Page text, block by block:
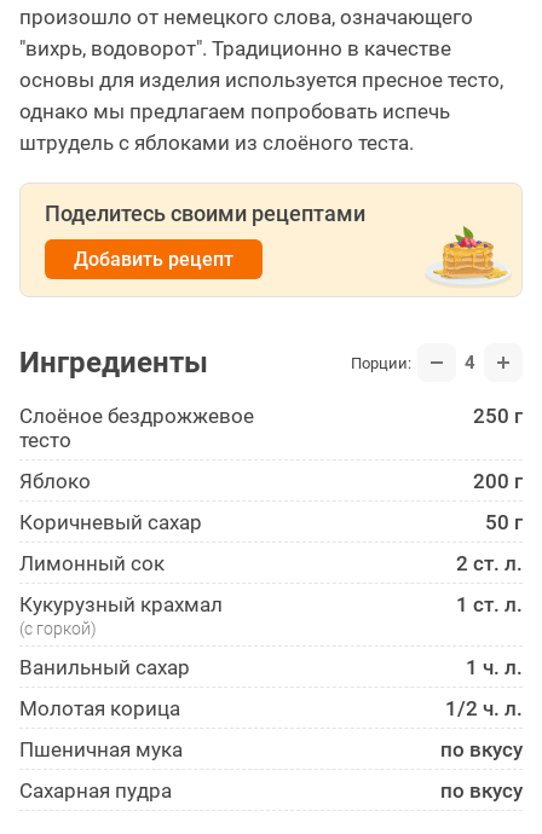
произошло от немецкого слова, означающего
"вихрь, водоворот". Традиционно в качестве
основы для изделия используется пресное тесто,
однако мы предлагаем попробовать испечь
штрудель с яблоками из слоёного теста.
Поделитесь своими рецептами
Добавить рецепт
Ингредиенты Порции: 4
Слоёное бездрожжевое
тесто
250 г
Яблоко
200 г
Коричневый сахар
50 г
Лимонный сок
2 ст. л.
Кукурузный крахмал
1 ст. л.
(с горкой)
Ванильный сахар
1 ч. л.
Молотая корица
1/2 ч. л.
Пшеничная мука
по вкусу
Сахарная пудра
по вкусу